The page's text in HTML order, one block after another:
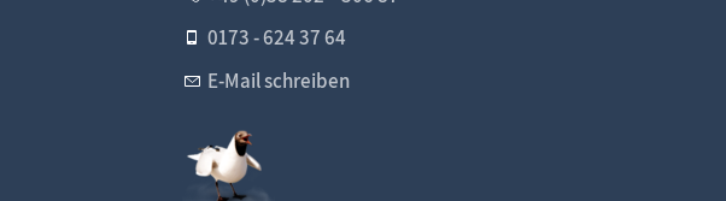
0173 - 624 37 64
E-Mail schreiben